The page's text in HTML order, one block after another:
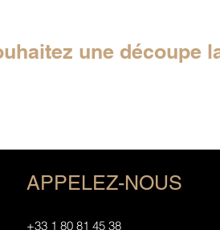
une découpe
APPELEZ-NOUS
+33 1 80 81 45 38